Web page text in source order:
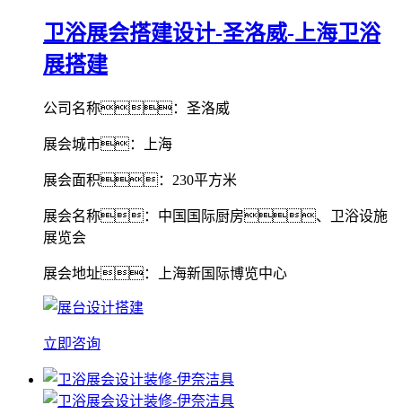
卫浴展会搭建设计-圣洛威-上海卫浴
展搭建
公司名称：圣洛威
展会城市：上海
展会面积：230平方米
展会名称：中国国际厨房、卫浴设施
展览会
展会地址：上海新国际博览中心
立即咨询